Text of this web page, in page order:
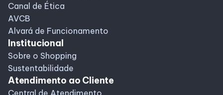
Canal de Ética
AVCB
Alvará de Funcionamento
Institucional
Sobre o Shopping
Sustentabilidade
Atendimento ao Cliente